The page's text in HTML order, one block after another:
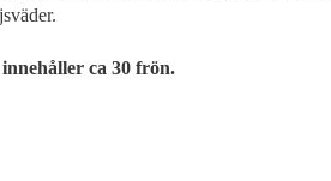
ca 30 frön.